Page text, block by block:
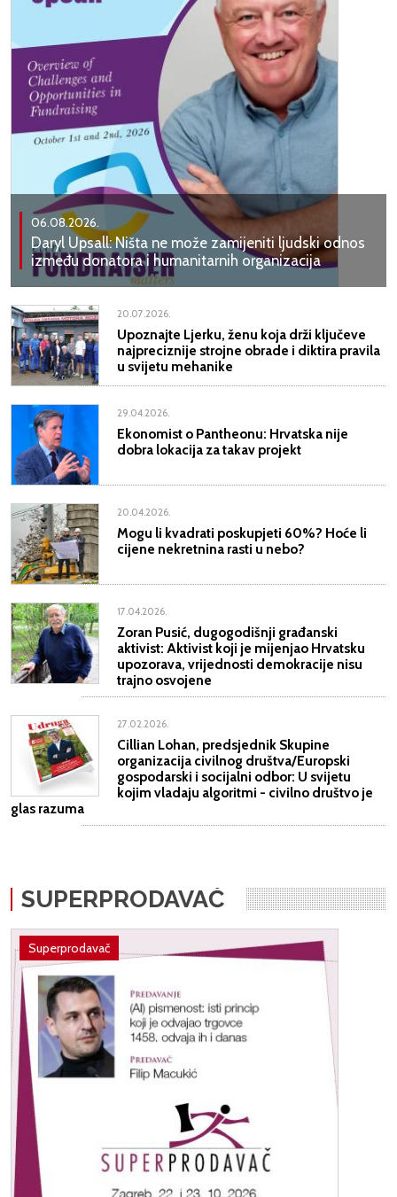
06.08.2026.
Daryl Upsall: Ništa ne može zamijeniti ljudski odnos
između donatora i humanitarnih organizacija
20.07.2026.
Upoznajte Ljerku, ženu koja drži ključeve
najpreciznije strojne obrade i diktira pravila
u svijetu mehanike
29.04.2026.
Ekonomist o Pantheonu: Hrvatska nije
dobra lokacija za takav projekt
20.04.2026.
Mogu li kvadrati poskupjeti 60%? Hoće li
cijene nekretnina rasti u nebo?
17.04.2026.
Zoran Pusić, dugogodišnji građanski
aktivist: Aktivist koji je mijenjao Hrvatsku
upozorava, vrijednosti demokracije nisu
trajno osvojene
27.02.2026.
Cillian Lohan, predsjednik Skupine
organizacija civilnog društva/Europski
gospodarski i socijalni odbor: U svijetu
kojim vladaju algoritmi - civilno društvo je
glas razuma
SUPERPRODAVAČ
Superprodavač